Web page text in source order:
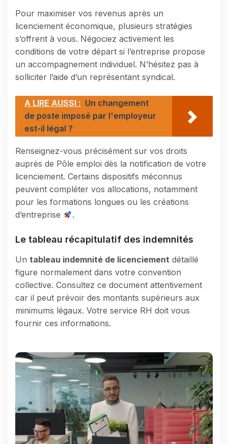
Pour maximiser vos revenus après un
licenciement économique, plusieurs stratégies
s’offrent à vous. Négociez activement les
conditions de votre départ si l’entreprise propose
un accompagnement individuel. N’hésitez pas à
solliciter l’aide d’un représentant syndical.
A LIRE AUSSI : Un changement
de poste imposé par l'employeur
est-il légal ?
Renseignez-vous précisément sur vos droits
auprès de Pôle emploi dès la notification de votre
licenciement. Certains dispositifs méconnus
peuvent compléter vos allocations, notamment
pour les formations longues ou les créations
d’entreprise
.
Le tableau récapitulatif des indemnités
Un tableau indemnité de licenciement détaillé
figure normalement dans votre convention
collective. Consultez ce document attentivement
car il peut prévoir des montants supérieurs aux
minimums légaux. Votre service RH doit vous
fournir ces informations.